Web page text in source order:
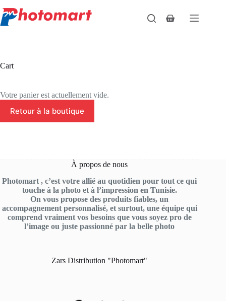
au
contenu
Panier
Cart
Votre panier est actuellement vide.
Retour à la boutique
À propos de nous
Photomart , c’est votre allié au quotidien pour tout ce qui
touche à la photo et à l’impression en Tunisie.
On vous propose des produits fiables, un
accompagnement personnalisé, et surtout, une équipe qui
comprend vraiment vos besoins que vous soyez pro de
l’image ou juste passionné par la belle photo
Zars Distribution "Photomart"